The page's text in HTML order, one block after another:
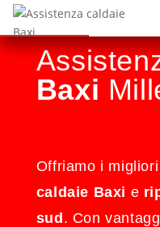
Baxi
Offriamo i
caldaie Baxi e
sud . Con